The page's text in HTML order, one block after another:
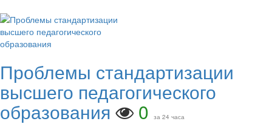
Проблемы стандартизации
высшего педагогического
образования 0 за 24 часа